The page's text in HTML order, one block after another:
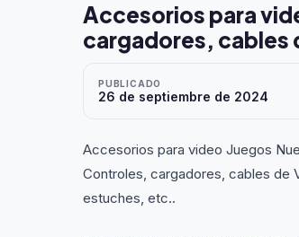
Accesorios para
cargadores, cables
PUBLICADO
26 de septiembre de 2024
Accesorios para video Juegos
Controles, cargadores, cables de
estuches, etc..